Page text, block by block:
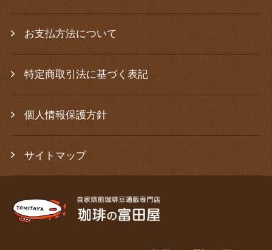
お支払方法について
特定商取引法に基づく表記
個人情報保護方針
サイトマップ